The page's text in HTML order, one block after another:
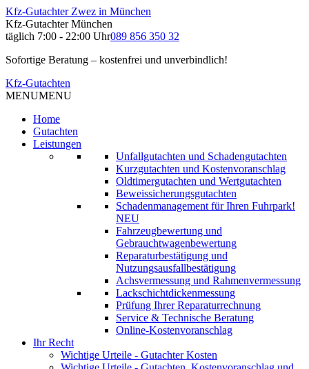
Kfz-Gutachter Zwez in München
Kfz-Gutachter München
täglich 7:00 - 22:00 Uhr089 856 350 32
Sofortige Beratung – kostenfrei und unverbindlich!
Kfz-Gutachten
MENUMENU
Home
Gutachten
Leistungen
Unfallgutachten und Schadengutachten
Kurzgutachten und Kostenvoranschlag
Oldtimergutachten und Wertgutachten
Beweissicherungsgutachten
Schadenmanagement für Ihren Fuhrpark!
NEU
Fahrzeugbewertung und
Gebrauchtwagenbewertung
Reparaturbestätigung und
Nutzungsausfallbestätigung
Achsvermessung und Rahmenvermessung
Lackschichtdickenmessung
Prüfung Ihrer Reparaturrechnung
Service & Technische Beratung
Online-Kostenvoranschlag
Ihr Recht
Wichtige Urteile - Gutachter Kosten